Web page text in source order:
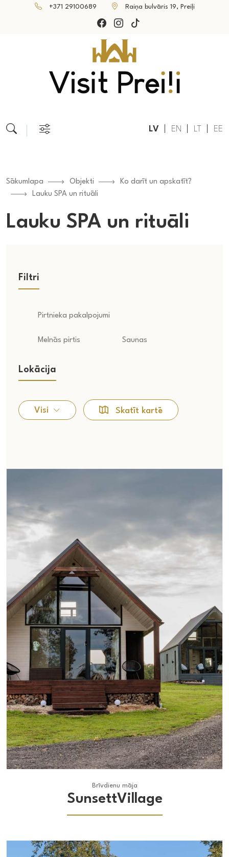
+371 29100689 Raiņa bulvāris 19, Preiļi
LV EN LT EE
Sākumlapa Objekti
Ko darīt un apskatīt?
Lauku SPA un rituāli
Lauku SPA un rituāli
Filtri
Pirtnieka pakalpojumi
Melnās pirtis Saunas
Lokācija
Visi Skatīt kartē
Brīvdienu māja
SunsettVillage